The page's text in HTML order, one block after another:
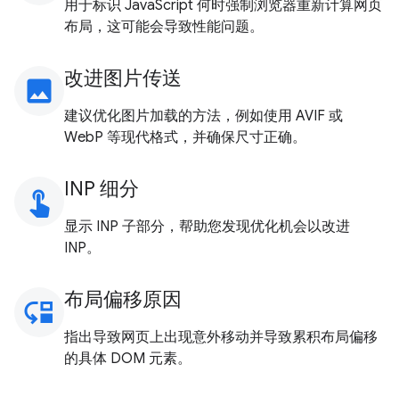
用于标识 JavaScript 何时强制浏览器重新计算网页
布局，这可能会导致性能问题。
image 改进图片传送
建议优化图片加载的方法，例如使用 AVIF 或
WebP 等现代格式，并确保尺寸正确。
touch_app INP 细分
显示 INP 子部分，帮助您发现优化机会以改进
INP。
move_down 布局偏移原因
指出导致网页上出现意外移动并导致累积布局偏移
的具体 DOM 元素。